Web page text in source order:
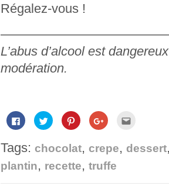
Régalez-vous !
L’abus d’alcool est
modération.
Cliquez
pour
partager
Facebook(ouvre
dans
une
nouvelle
fenêtre)
Cliquez
pour
partager
Twitter(ouvre
dans
nouvelle
Cliquez
pour
partager
Pinterest(ouvre
dans
nouvelle
fenêtre)
Cliquez
pour
Google+
(ouvre
dans
une
fenêtre)
e-
mail
dans
Tags: chocolat, crepe, dessert,
plantin, recette, truffe